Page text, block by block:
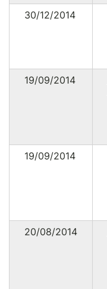
30/12/2014
19/09/2014
19/09/2014
20/08/2014